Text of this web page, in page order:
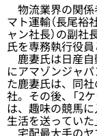
物流業界の関係
マト運輸（長尾裕
ャン社長）の副
氏を専務執行役員
鹿妻氏は日産自
にアマゾンジャ
た鹿妻氏は、同
社。その後、「2
は、趣味の競馬
生活を送っていた
宅配最大手のヤ